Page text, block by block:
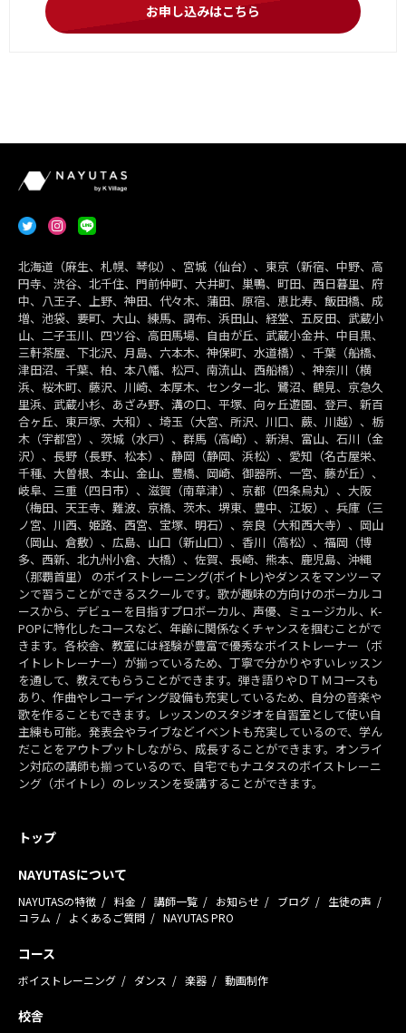
お申し込みはこちら
北海道（麻生、札幌、琴似）、宮城（仙台）、東京（新宿、中野、高
円寺、渋谷、北千住、門前仲町、大井町、巣鴨、町田、西日暮里、府
中、八王子、上野、神田、代々木、蒲田、原宿、恵比寿、飯田橋、成
増、池袋、要町、大山、練馬、調布、浜田山、経堂、五反田、武蔵小
山、二子玉川、四ツ谷、高田馬場、自由が丘、武蔵小金井、中目黒、
三軒茶屋、下北沢、月島、六本木、神保町、水道橋）、千葉（船橋、
津田沼、千葉、柏、本八幡、松戸、南流山、西船橋）、神奈川（横
浜、桜木町、藤沢、川崎、本厚木、センター北、鷺沼、鶴見、京急久
里浜、武蔵小杉、あざみ野、溝の口、平塚、向ヶ丘遊園、登戸、新百
合ヶ丘、東戸塚、大和）、埼玉（大宮、所沢、川口、蕨、川越）、栃
木（宇都宮）、茨城（水戸）、群馬（高崎）、新潟、富山、石川（金
沢）、長野（長野、松本）、静岡（静岡、浜松）、愛知（名古屋栄、
千種、大曽根、本山、金山、豊橋、岡崎、御器所、一宮、藤が丘）、
岐阜、三重（四日市）、滋賀（南草津）、京都（四条烏丸）、大阪
（梅田、天王寺、難波、京橋、茨木、堺東、豊中、江坂）、兵庫（三
ノ宮、川西、姫路、西宮、宝塚、明石）、奈良（大和西大寺）、岡山
（岡山、倉敷）、広島、山口（新山口）、香川（高松）、福岡（博
多、西新、北九州小倉、大橋）、佐賀、長崎、熊本、鹿児島、沖縄
（那覇首里） のボイストレーニング(ボイトレ)やダンスをマンツーマ
ンで習うことができるスクールです。歌が趣味の方向けのボーカルコ
ースから、デビューを目指すプロボーカル、声優、ミュージカル、K-
POPに特化したコースなど、年齢に関係なくチャンスを掴むことがで
きます。各校舎、教室には経験が豊富で優秀なボイストレーナー（ボ
イトレトレーナー）が揃っているため、丁寧で分かりやすいレッスン
を通して、教えてもらうことができます。弾き語りやＤＴＭコースも
あり、作曲やレコーディング設備も充実しているため、自分の音楽や
歌を作ることもできます。レッスンのスタジオを自習室として使い自
主練も可能。発表会やライブなどイベントも充実しているので、学ん
だことをアウトプットしながら、成長することができます。オンライ
ン対応の講師も揃っているので、自宅でもナユタスのボイストレーニ
ング（ボイトレ）のレッスンを受講することができます。
トップ
NAYUTASについて
NAYUTASの特徴 料金 講師一覧 お知らせ ブログ
生徒の声
コラム
よくあるご質問 NAYUTAS PRO
コース
ボイストレーニング ダンス 楽器 動画制作
校舎